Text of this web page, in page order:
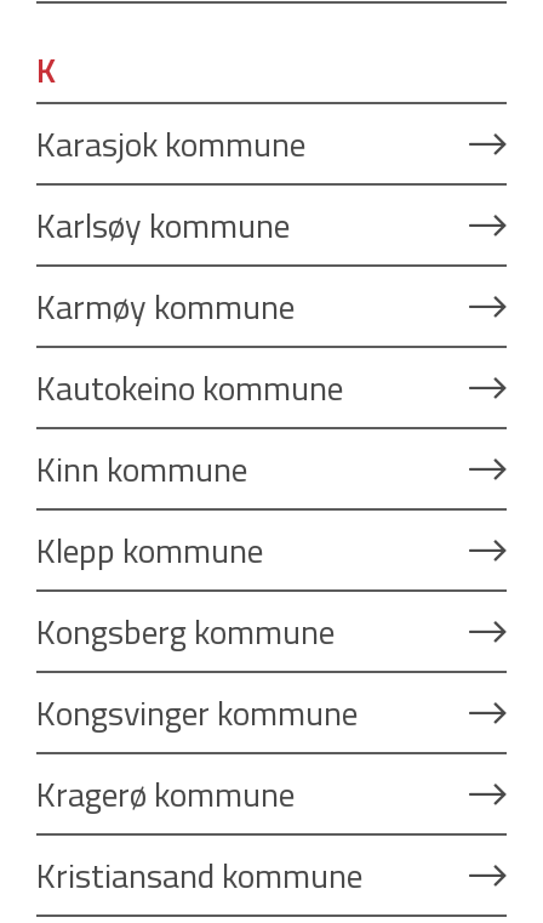
K
Karasjok kommune
Karlsøy kommune
Karmøy kommune
Kautokeino kommune
Kinn kommune
Klepp kommune
Kongsberg kommune
Kongsvinger kommune
Kragerø kommune
Kristiansand kommune